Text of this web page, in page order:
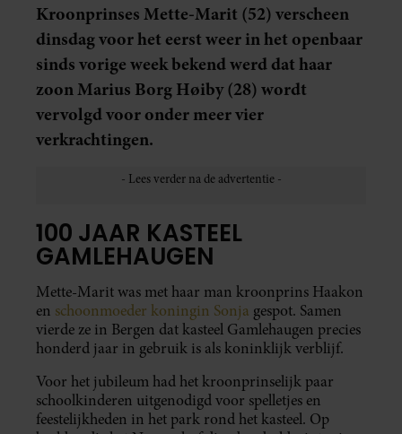
Kroonprinses Mette-Marit (52) verscheen
dinsdag voor het eerst weer in het openbaar
sinds vorige week bekend werd dat haar
zoon Marius Borg Høiby (28) wordt
vervolgd voor onder meer vier
verkrachtingen.
100 JAAR KASTEEL
GAMLEHAUGEN
Mette-Marit was met haar man kroonprins Haakon
en schoonmoeder koningin Sonja gespot. Samen
vierde ze in Bergen dat kasteel Gamlehaugen precies
honderd jaar in gebruik is als koninklijk verblijf.
Voor het jubileum had het kroonprinselijk paar
schoolkinderen uitgenodigd voor spelletjes en
feestelijkheden in het park rond het kasteel. Op